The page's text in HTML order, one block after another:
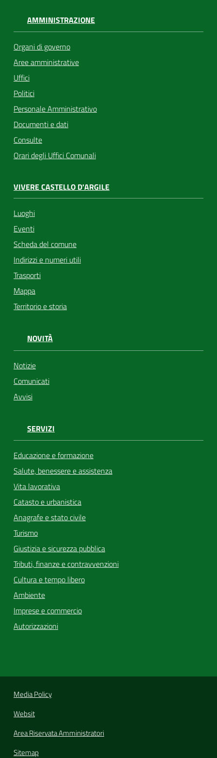
AMMINISTRAZIONE
Organi di governo
Aree amministrative
Uffici
Politici
Personale Amministrativo
Documenti e dati
Consulte
Orari degli Uffici Comunali
VIVERE CASTELLO D'ARGILE
Luoghi
Eventi
Scheda del comune
Indirizzi e numeri utili
Trasporti
Mappa
Territorio e storia
NOVITÀ
Notizie
Comunicati
Avvisi
SERVIZI
Educazione e formazione
Salute, benessere e assistenza
Vita lavorativa
Catasto e urbanistica
Anagrafe e stato civile
Turismo
Giustizia e sicurezza pubblica
Tributi, finanze e contravvenzioni
Cultura e tempo libero
Ambiente
Imprese e commercio
Autorizzazioni
Media Policy
Websit
Area Riservata Amministratori
Sitemap